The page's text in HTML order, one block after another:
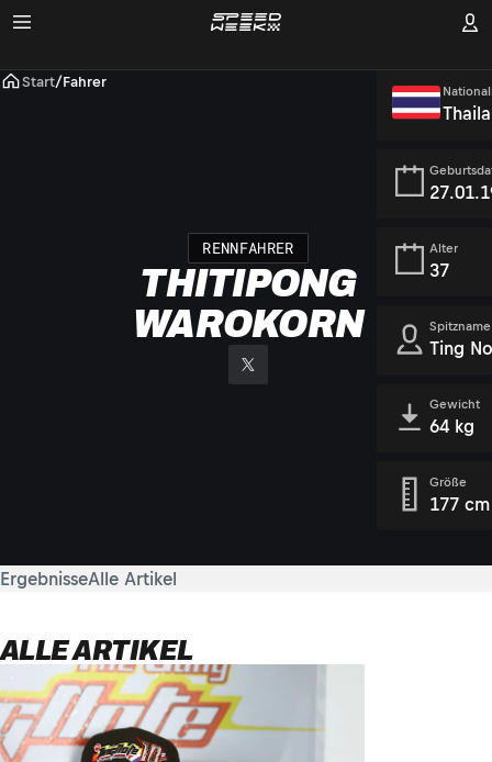
Start/Fahrer
RENNFAHRER
THITIPONG
WAROKORN
Alter
37
Spitzname
Ting
Gewicht
64 kg
Größe
177 cm
ErgebnisseAlle Artikel
ALLE ARTIKEL